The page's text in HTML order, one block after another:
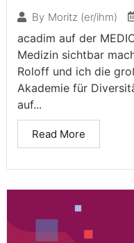
By Moritz (er/ihm)
acadim auf der
Medizin sichtbar
Roloff und ich die
Akademie für
auf...
Read More